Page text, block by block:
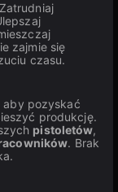
zajmie się
czasu.
pozyskać
produkcję.
pistoletów,
. Brak